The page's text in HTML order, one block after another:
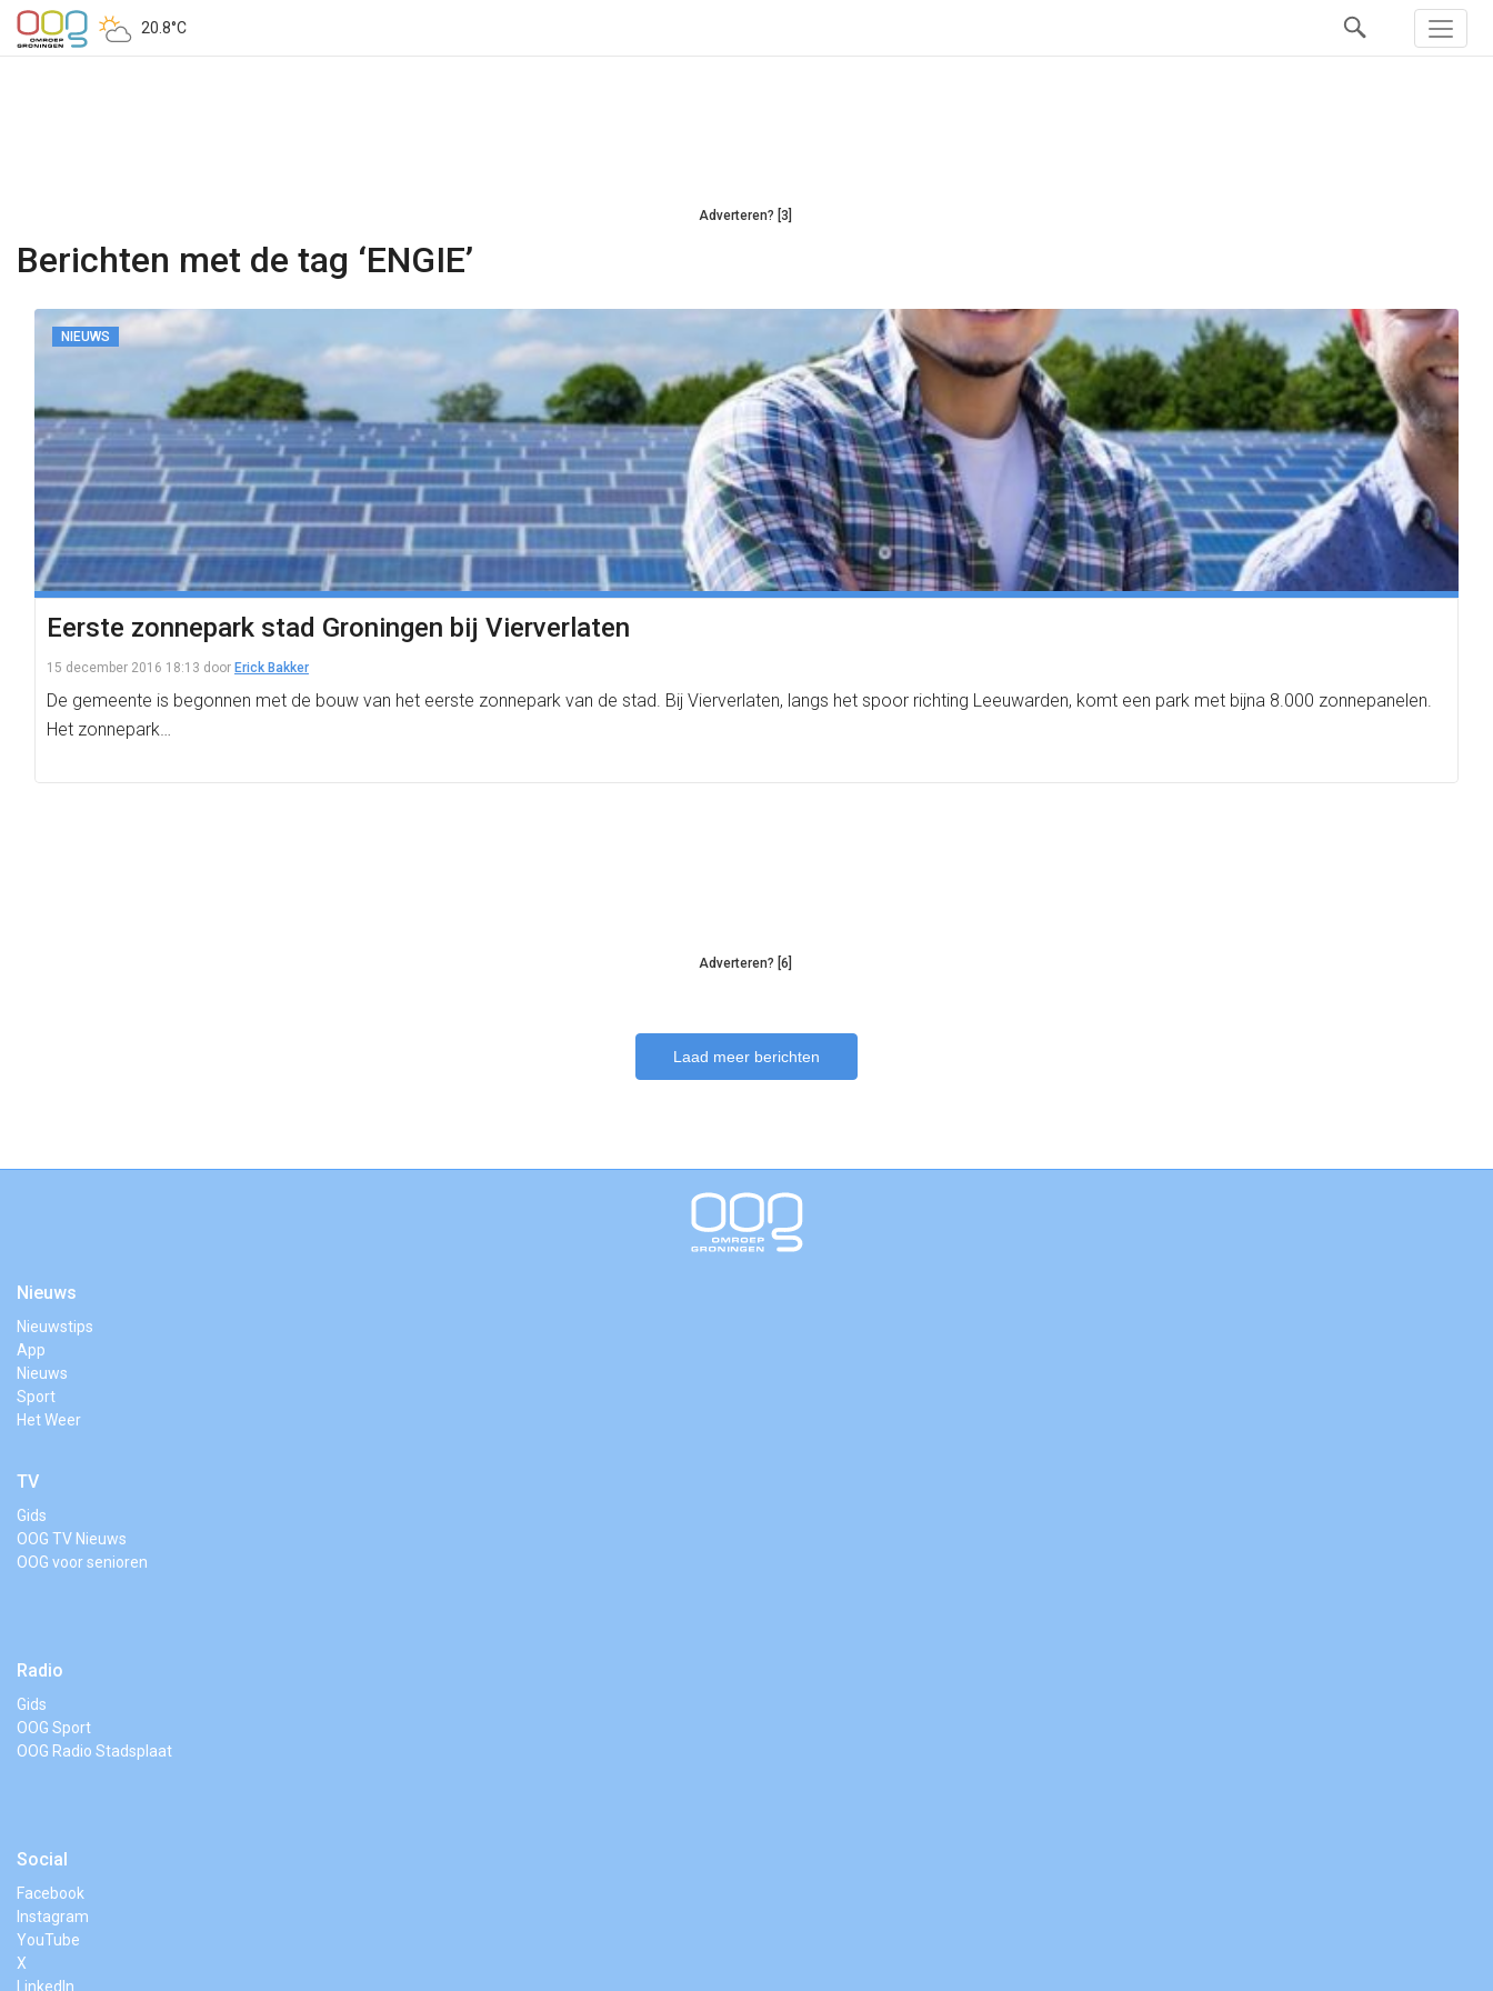
20.8°C
Adverteren? [3]
Berichten met de tag ‘ENGIE’
NIEUWS
Eerste zonnepark stad Groningen bij Vierverlaten
15 december 2016 18:13 door Erick Bakker
De gemeente is begonnen met de bouw van het eerste zonnepark van de stad. Bij Vierverlaten, langs het spoor richting Leeuwarden, komt een park met bijna 8.000 zonnepanelen.
Het zonnepark…
Adverteren? [6]
Laad meer berichten
Nieuws
Nieuwstips
App
Nieuws
Sport
Het Weer
TV
Gids
OOG TV Nieuws
OOG voor senioren
Radio
Gids
OOG Sport
OOG Radio Stadsplaat
Social
Facebook
Instagram
YouTube
X
LinkedIn